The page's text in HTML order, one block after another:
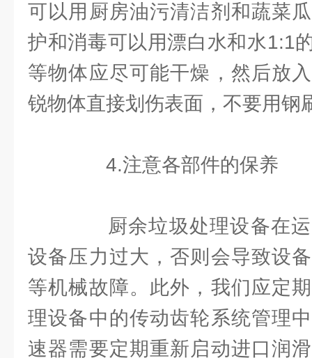
可以用厨房油污清洁剂和蔬菜
护和消毒可以用漂白水和水1:1
等物体应尽可能干燥，然后放
锐物体直接划伤表面，不要用钢
4.注意各部件的保养
厨余垃圾处理设备在运
设备压力过大，否则会导致设
等机械故障。此外，我们应定
理设备中的传动齿轮系统管理
速器需要定期重新启动进口润